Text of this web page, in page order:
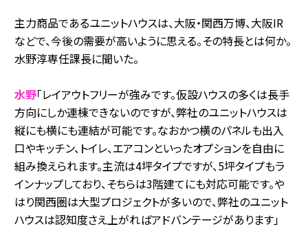
主力商品であるユニットハウスは、大阪・関西万博、大阪IR
などで、今後の需要が高いように思える。その特長とは何か。
水野淳専任課長に聞いた。
水野「レイアウトフリーが強みです。仮設ハウスの多くは長手
方向にしか連棟できないのですが、弊社のユニットハウスは
縦にも横にも連結が可能です。なおかつ横のパネルも出入
口やキッチン、トイレ、エアコンといったオプションを自由に
組み換えられます。主流は4坪タイプですが、5坪タイプもラ
インナップしており、そちらは3階建てにも対応可能です。や
はり関西圏は大型プロジェクトが多いので、弊社のユニット
ハウスは認知度さえ上がればアドバンテージがあります」